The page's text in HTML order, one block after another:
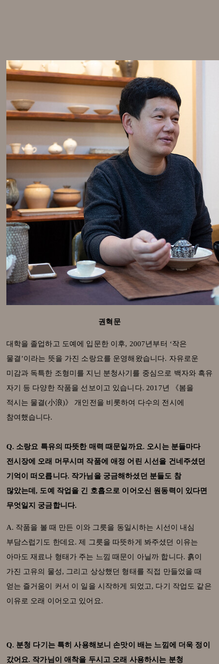
권혁문
대학을 졸업하고 도예에 입문한 이후, 2007년부터 ‘작은
물결’이라는 뜻을 가진 소랑요를 운영해왔습니다. 자유로운
미감과 독특한 조형미를 지닌 분청사기를 중심으로 백자와 흑유
자기 등 다양한 작품을 선보이고 있습니다. 2017년 《봄을
적시는 물결(小浪)》 개인전을 비롯하여 다수의 전시에
참여했습니다.
Q. 소랑요 특유의 따뜻한 매력 때문일까요. 오시는 분들마다
전시장에 오래 머무시며 작품에 애정 어린 시선을 건네주셨던
기억이 떠오릅니다. 작가님을 궁금해하셨던 분들도 참
많았는데, 도예 작업을 긴 호흡으로 이어오신 원동력이 있다면
무엇일지 궁금합니다.
A. 작품을 볼 때 만든 이와 그릇을 동일시하는 시선이 내심
부담스럽기도 한데요. 제 그릇을 따뜻하게 봐주셨던 이유는
아마도 재료나 형태가 주는 느낌 때문이 아닐까 합니다. 흙이
가진 고유의 물성, 그리고 상상했던 형태를 직접 만들었을 때
얻는 즐거움이 커서 이 일을 시작하게 되었고, 다기 작업도 같은
이유로 오래 이어오고 있어요.
Q. 분청 다기는 특히 사용해보니 손맛이 배는 느낌에 더욱 정이
갔어요. 작가님이 애착을 두시고 오래 사용하시는 분청